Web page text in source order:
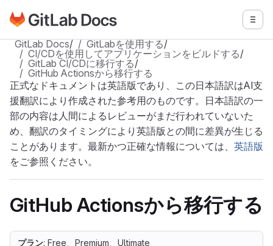
メインコンテンツにスキップ
GitLabドキュメントのホームページに移動 メニ
GitLab Docs/ GitLabを使用する/
CI/CDを使用してアプリケーションをビルドする/
GitLab CI/CDに移行する/
GitHub Actionsから移行する
正式なドキュメントは英語版であり、この日本語訳はAI支
援翻訳により作成された参考用のものです。日本語訳の一
部の内容は人間によるレビューがまだ行われていないた
め、翻訳のタイミングにより英語版との間に差異が生じる
ことがあります。最新かつ正確な情報については、 英語版
をご参照ください。
GitHub Actionsから移行する
プラン: Free、Premium、Ultimate